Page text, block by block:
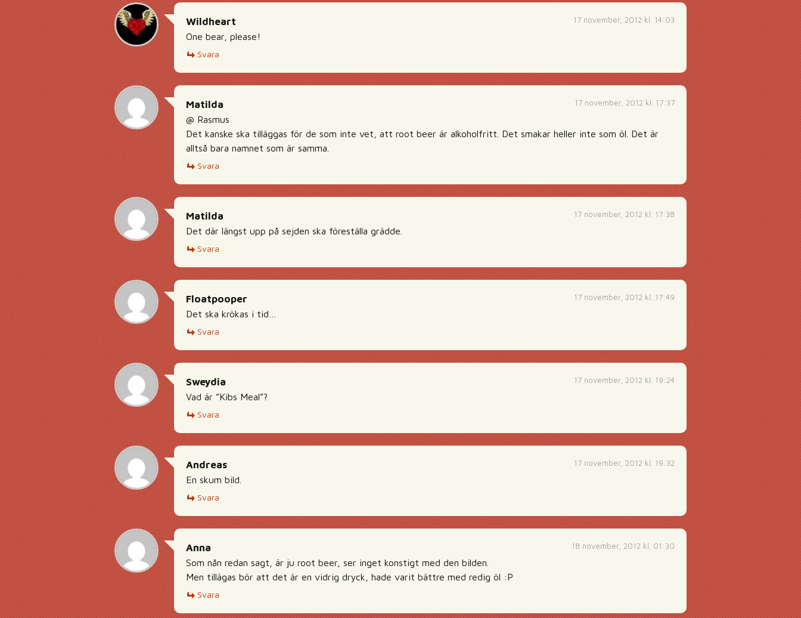
17 november, 2012 kl. 14:03
Wildheart
One bear, please!
Svara
17 november, 2012 kl. 17:37
Matilda
@ Rasmus
Det kanske ska tilläggas för de som inte vet, att root beer är alkoholfritt. Det smakar heller inte som öl. Det är
alltså bara namnet som är samma.
Svara
17 november, 2012 kl. 17:38
Matilda
Det där längst upp på sejden ska föreställa grädde.
Svara
17 november, 2012 kl. 17:49
Floatpooper
Det ska krökas i tid…
Svara
17 november, 2012 kl. 19:24
Sweydia
Vad är ”Kibs Meal”?
Svara
17 november, 2012 kl. 19:32
Andreas
En skum bild.
Svara
18 november, 2012 kl. 01:30
Anna
Som nån redan sagt, är ju root beer, ser inget konstigt med den bilden.
Men tillägas bör att det är en vidrig dryck, hade varit bättre med redig öl :P
Svara